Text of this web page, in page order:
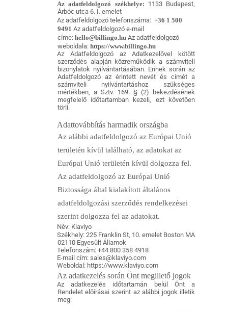
Az adatfeldolgozó székhelye: 1133 Budapest,
Árbóc utca 6. I. emelet
Az adatfeldolgozó telefonszáma:+36 1 500
9491 Az adatfeldolgozó e-mail
címe:hello@billingo.hu Az adatfeldolgozó
weboldala:https://www.billingo.hu
Az Adatfeldolgozó az Adatkezelővel kötött
szerződés alapján közreműködik a számviteli
bizonylatok nyilvántartásában. Ennek során az
Adatfeldolgozó az érintett nevét és címét a
számviteli nyilvántartáshoz szükséges
mértékben, a Sztv. 169. § (2) bekezdésének
megfelelő időtartamban kezeli, ezt követően
törli.
Adattovábbítás harmadik országba
Az alábbi adatfeldolgozó az Európai Unió
területén kívül található, az adatokat az
Európai Unió területén kívül dolgozza fel.
Az adatfeldolgozó az Európai Unió
Biztossága által kialakított általános
adatfeldolgozási szerződés rendelkezései
szerint dolgozza fel az adatokat.
Név: Klaviyo
Székhely: 225 Franklin St, 10. emelet Boston MA
02110 Egyesült Államok
Telefonszám: +44 800 358 4918
E-mail cím: sales@klaviyo.com
Weboldal: https://www.klaviyo.com
Az adatkezelés során Önt megillető jogok
Az adatkezelés időtartamán belül Önt a
Rendelet előírásai szerint az alábbi jogok illetik
meg: